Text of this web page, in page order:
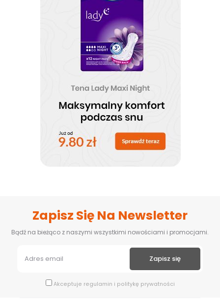
Zapisz Się Na Newsletter
Bądź na bieżąco z naszymi wszystkimi nowościami i promocjami.
Akceptuje regulamin i politykę prywatności